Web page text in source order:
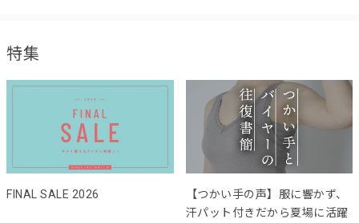
特集
FINAL SALE 2026
【つかい手の声】服に響かず、
汗パット付きだから夏場に活躍